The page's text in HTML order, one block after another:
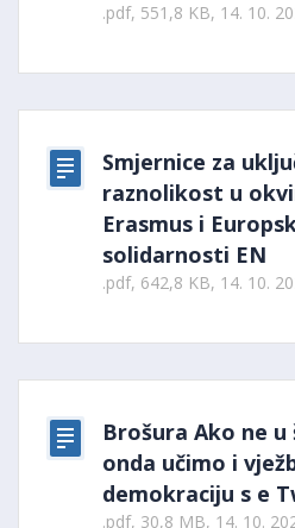
.pdf, 551,8 KB, 14. 10.
Smjernice za
raznolikost u
Erasmus i
solidarnosti EN
.pdf, 642,8 KB, 14. 10.
Brošura Ako ne
onda učimo i
demokraciju s e
.pdf, 30,8 MB, 14. 10.